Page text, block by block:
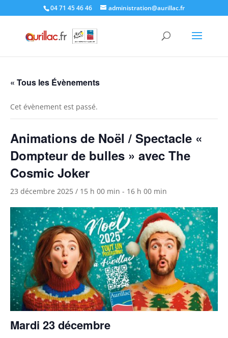
04 71 45 46 46 administration@aurillac.fr
« Tous les Évènements
Cet évènement est passé.
Animations de Noël / Spectacle «
Dompteur de bulles » avec The
Cosmic Joker
23 décembre 2025 / 15 h 00 min - 16 h 00 min
Mardi 23 décembre